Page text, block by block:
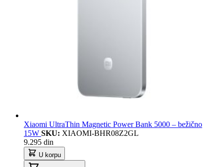
Xiaomi UltraThin Magnetic Power Bank 5000 – bežično
15W SKU: XIAOMI-BHR08Z2GL
9.295 din
U korpu